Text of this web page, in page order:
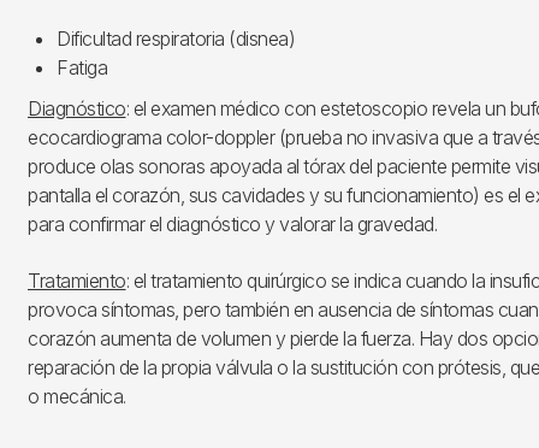
Dificultad respiratoria (disnea)
Fatiga
Diagnóstico: el examen médico con estetoscopio revela un
ecocardiograma color-doppler (prueba no invasiva que a
produce olas sonoras apoyada al tórax del paciente permite
pantalla el corazón, sus cavidades y su funcionamiento) es el
para confirmar el diagnóstico y valorar la gravedad.
Tratamiento: el tratamiento quirúrgico se indica cuando la
provoca síntomas, pero también en ausencia de síntomas
corazón aumenta de volumen y pierde la fuerza. Hay dos
reparación de la propia válvula o la sustitución con prótesis,
o mecánica.